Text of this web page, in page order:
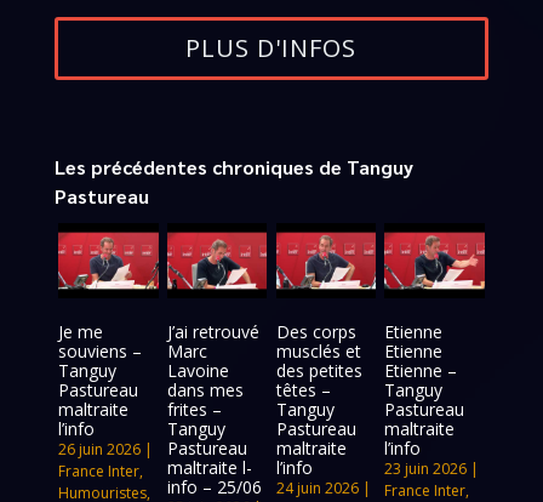
PLUS D'INFOS
Les précédentes chroniques de Tanguy
Pastureau
Je me
souviens –
Tanguy
Pastureau
maltraite
l’info
26 juin 2026 |
France Inter,
Humouristes,
J’ai retrouvé
Marc
Lavoine
dans mes
frites –
Tanguy
Pastureau
maltraite l-
info – 25/06
Des corps
musclés et
des petites
têtes –
Tanguy
Pastureau
maltraite
l’info
24 juin 2026|
Etienne
Etienne
Etienne –
Tanguy
Pastureau
maltraite
l’info
23 juin 2026 |
France Inter,